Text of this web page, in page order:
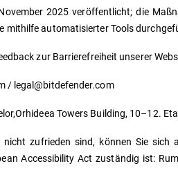
2025 veröffentlicht; die
mithilfe automatisierter Tools
zur Barrierefreiheit unserer
/ legal@bitdefender.com
Towers Building, 10–12.
zufrieden sind, können Sie
Accessibility Act zuständig ist: